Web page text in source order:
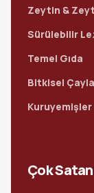
Zeytin &
Sürülebilir
Temel Gıda
Bitkisel
Kuruyemişler
Çok